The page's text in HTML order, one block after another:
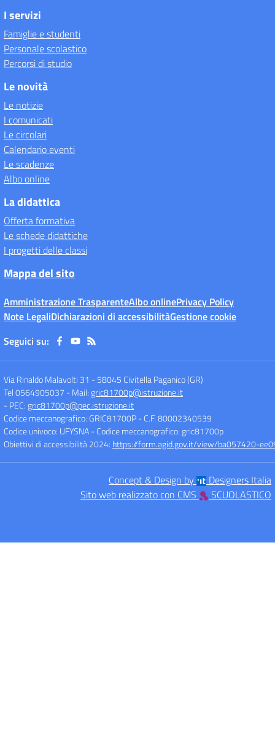
I servizi
Famiglie e studenti
Personale scolastico
Percorsi di studio
Le novità
Le notizie
I comunicati
Le circolari
Calendario eventi
Le scadenze
Albo online
La didattica
Offerta formativa
Le schede didattiche
I progetti delle classi
Mappa del sito
Amministrazione TrasparenteAlbo onlinePrivacy Policy
Note LegaliDichiarazioni di accessibilitàGestione cookie
Seguici su:
Via Rinaldo Malavolti 31 - 58045 Civitella Paganico (GR)
Tel 0564905037 - Mail:gric81700p@istruzione.it
- PEC:gric81700p@pec.istruzione.it
Codice meccanografico: GRIC81700P- C.F. 80002340539
Codice univoco: UFYSNA- Codice meccanografico: gric81700p
Obiettivi di accessibilità 2024: https://form.agid.gov.it/view/ba057420-
Concept & Design by
Designers Italia
Sito web realizzato con CMS
SCUOLASTICO